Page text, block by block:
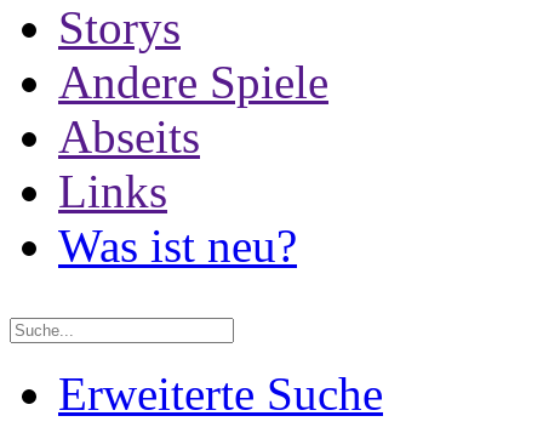
Storys
Andere Spiele
Abseits
Links
Was ist neu?
Erweiterte Suche